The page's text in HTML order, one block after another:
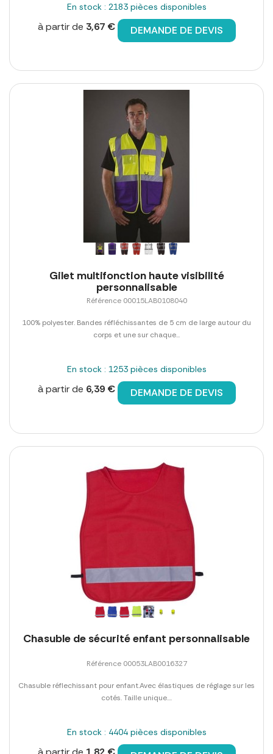
En stock : 2183 pièces disponibles
à partir de 3,67 € DEMANDE DE DEVIS
Gilet multifonction haute visibilité
personnalisable
Référence 00015LAB0108040
100% polyester. Bandes réfléchissantes de 5 cm de large autour du
corps et une sur chaque...
En stock : 1253 pièces disponibles
à partir de 6,39 € DEMANDE DE DEVIS
Chasuble de sécurité enfant personnalisable
Référence 00053LAB0016327
Chasuble réflechissant pour enfant.Avec élastiques de réglage sur les
cotés. Taille unique....
En stock : 4404 pièces disponibles